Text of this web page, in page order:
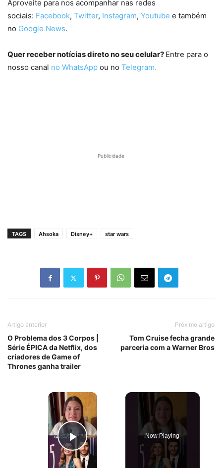
Aproveite para nos acompanhar nas redes
sociais: Facebook, Twitter, Instagram, Youtube e também
no Google News.
Quer receber notícias direto no seu celular? Entre para o
nosso canal no WhatsApp ou no Telegram.
Publicidade
TAGS Ahsoka Disney+ star wars
Artigo anterior
O Problema dos 3 Corpos |
Série ÉPICA da Netflix, dos
criadores de Game of
Thrones ganha trailer
Próximo artigo
Tom Cruise fecha grande
parceria com a Warner Bros
×
Play Video
Now Playing